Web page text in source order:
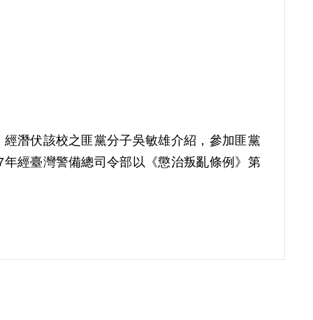
潛伏該校之匪黨分子吳敏雄介紹，參加匪黨
經臺灣警備總司令部以《懲治叛亂條例》第
由為原判決所認定其參加叛亂組織之證據僅